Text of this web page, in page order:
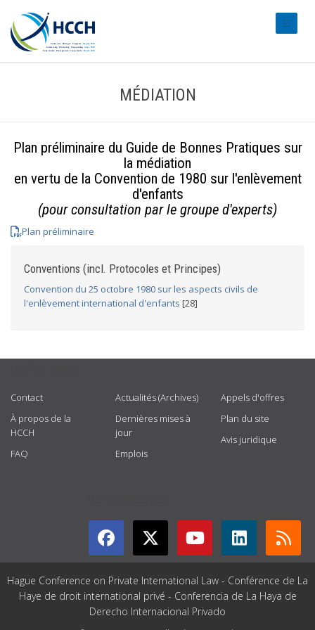
MÉDIATION
Plan préliminaire du Guide de Bonnes Pratiques sur
la médiation
en vertu de la Convention de 1980 sur l'enlèvement
d'enfants
(pour consultation par le groupe d'experts)
Plan préliminaire
Conventions (incl. Protocoles et Principes)
Convention du 25 octobre 1980 sur les aspects civils de
l'enlèvement international d'enfants [28]
Contact
À propos de la
HCCH
FAQ
Actualités (Archives)
Dernières mises à
jour
Emplois
Appels d'offres
Plan du site
Avis juridique
Hague Conference on Private International Law - Conférence de La
Haye de droit international privé - Conferencia de La Haya de
Derecho Internacional Privado